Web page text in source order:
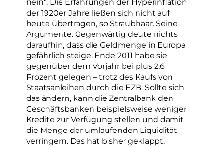
der 1920er Jahre ließen sich nicht auf
heute übertragen, so Straubhaar. Seine
Argumente: Gegenwärtig deute nichts
daraufhin, dass die Geldmenge in Europa
gefährlich steige. Ende 2011 habe sie
gegenüber dem Vorjahr bei plus 2,6
Prozent gelegen – trotz des Kaufs von
Staatsanleihen durch die EZB. Sollte sich
das ändern, kann die Zentralbank den
Geschäftsbanken beispielsweise weniger
Kredite zur Verfügung stellen und damit
die Menge der umlaufenden Liquidität
verringern. Das hat bisher geklappt.